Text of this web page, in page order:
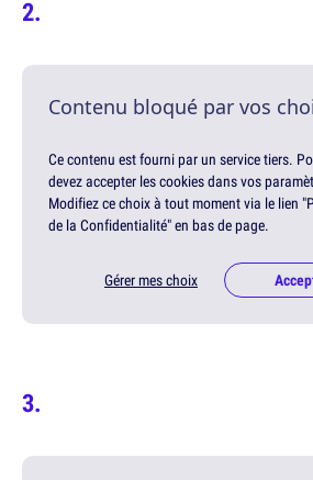
Contenu bloqué par vos
Ce contenu est fourni par un service tiers.
devez accepter les cookies dans vos
Modifiez ce choix à tout moment via le lien
de la Confidentialité" en bas de page.
Gérer mes choix